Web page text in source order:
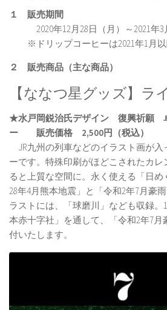
１ 販売期間
2020年12月28日（月）～2021年3
※ドリップコーヒーは2021年1月以
２ 販売商品（主な商品）
【ななつ星グッズ】ラ
★水戸岡鋭治氏デザイン 復興祈願
ー 販売価格 2,500円（税込）
JR九州の列車などのイラスト画が入
ーです。特殊印刷がほどこされたカ
ると上質な空間に。永く使える「日
28年4月熊本地震」と「令和2年7月豪
ラストには、「球磨川」なども収録。
本赤十字社」を通して、「令和2年7
付いたします。